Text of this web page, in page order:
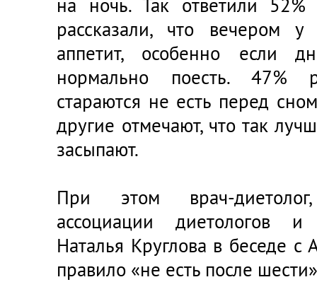
на ночь. Так ответили 52%
рассказали, что вечером
аппетит, особенно если
нормально поесть. 47%
стараются не есть перед
другие отмечают, что так
засыпают.
При этом врач-
ассоциации диетологов и
Наталья Круглова в беседе с
правило «не есть после